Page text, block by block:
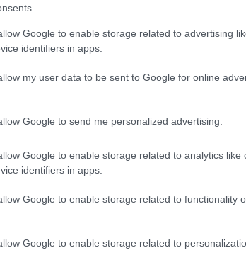
Google to enable storage related to advertising
identifiers in apps.
my user data to be sent to Google for online
Google to send me personalized advertising.
Google to enable storage related to analytics like
identifiers in apps.
Google to enable storage related to functionality
Google to enable storage related to
fehérjét tartalmazó készítményt
kizárólag a csípőszúnyogok lárváit
szúnyoggyérítést Szolnokon